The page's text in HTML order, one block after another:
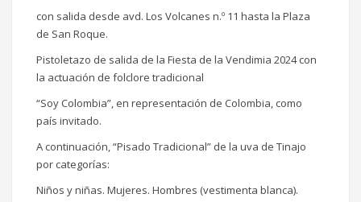
con salida desde avd. Los Volcanes n.º 11 hasta la Plaza
de San Roque.
Pistoletazo de salida de la Fiesta de la Vendimia 2024 con
la actuación de folclore tradicional
“Soy Colombia”, en representación de Colombia, como
país invitado.
A continuación, “Pisado Tradicional” de la uva de Tinajo
por categorías:
Niños y niñas. Mujeres. Hombres (vestimenta blanca).